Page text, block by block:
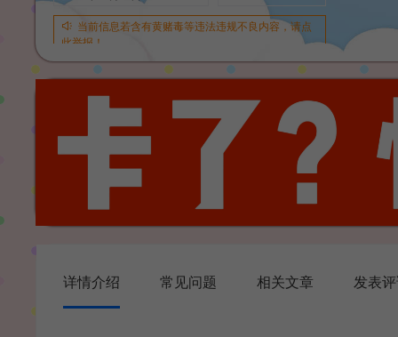
当前信息若含有黄赌毒等违法违规不良内容，请点
此举报！
详情介绍 常见问题 相关文章 发表